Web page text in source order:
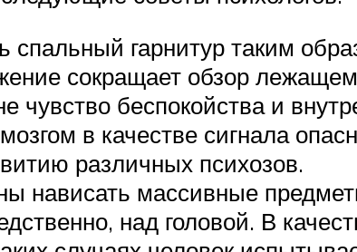
спальный гарнитур таким
сокращает обзор
чувство беспокойства и
в качестве сигнала
различных психозов.
нависать массивные
над головой. В